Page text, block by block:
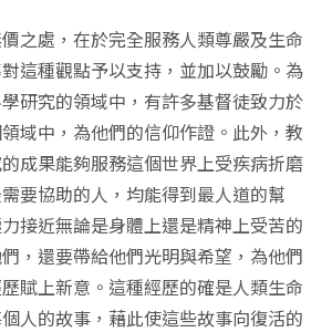
之處，在於完全服務人類尊嚴及生命
這種觀點予以支持，並加以鼓勵。為
研究的領域中，有許多基督徒致力於
域中，為他們的信仰作證。此外，教
成果能夠服務這個世界上受疾病折磨
要協助的人，均能得到最人道的幫
接近無論是身體上還是精神上受苦的
，還要帶給他們光明與希望，為他們
賦上新意。這種經歷的確是人類生命
人的故事，藉此使這些故事向復活的